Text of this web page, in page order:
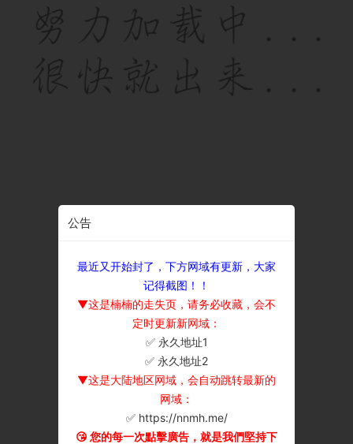
公告
最近又开始封了，下方网域有更新，大家
记得截图！！
▼这是楠楠的走失页，请务必收藏，会不
定时更新新网域：
✅ 永久地址1
✅ 永久地址2
▼这是大陆地区网域，会自动跳转最新的
网域：
✅ https://nnmh.me/
😘 您的每一次點擊廣告，就是我們堅持下